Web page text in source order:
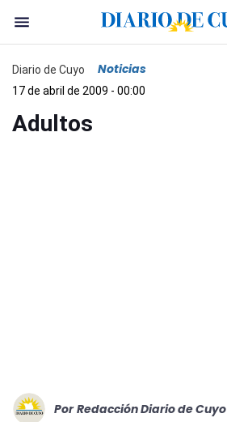
Diario de Cuyo Noticias
17 de abril de 2009 - 00:00
Adultos
Por Redacción Diario de Cuyo